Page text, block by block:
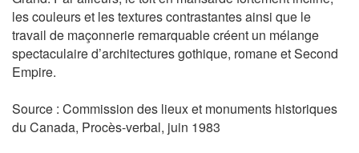
les couleurs et les textures contrastantes ainsi que le
travail de maçonnerie remarquable créent un mélange
spectaculaire d’architectures gothique, romane et Second
Empire.
Source : Commission des lieux et monuments historiques
du Canada, Procès-verbal, juin 1983